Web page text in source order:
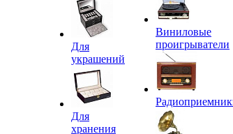
Для
украшений
Для
хранения
Виниловые
проигрыватели